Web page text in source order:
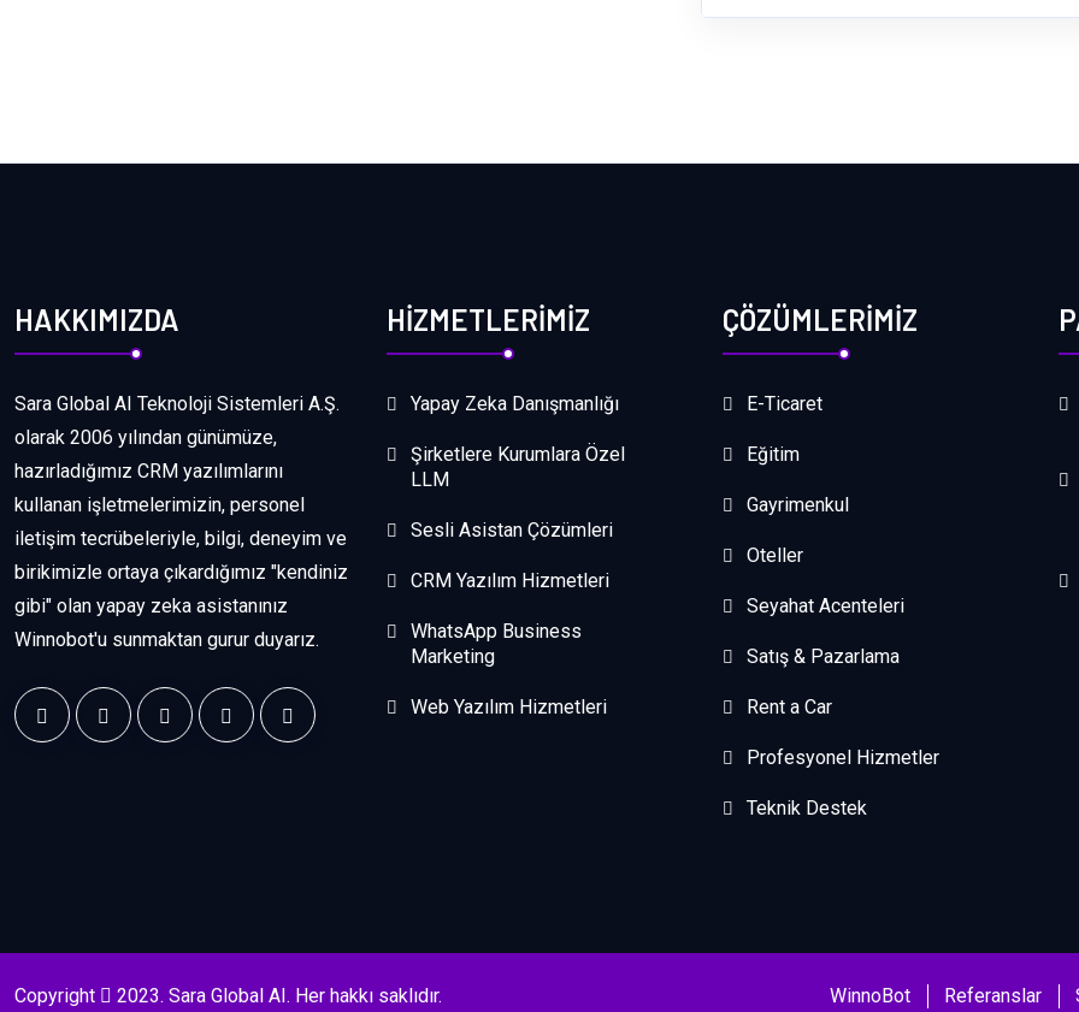
HAKKIMIZDA
Sara Global AI Teknoloji Sistemleri A.Ş.
olarak 2006 yılından günümüze,
hazırladığımız CRM yazılımlarını
kullanan işletmelerimizin, personel
iletişim tecrübeleriyle, bilgi, deneyim ve
birikimizle ortaya çıkardığımız "kendiniz
gibi" olan yapay zeka asistanınız
Winnobot'u sunmaktan gurur duyarız.
HİZMETLERİMİZ
Yapay Zeka Danışmanlığı
Şirketlere Kurumlara Özel
LLM
Sesli Asistan Çözümleri
CRM Yazılım Hizmetleri
WhatsApp Business
Marketing
Web Yazılım Hizmetleri
ÇÖZÜMLERİMİZ
E-Ticaret
Eğitim
Gayrimenkul
Oteller
Seyahat Acenteleri
Satış & Pazarlama
Rent a Car
Profesyonel Hizmetler
Teknik Destek
Copyright 2023. Sara Global AI. Her hakkı saklıdır. WinnoBot Referanslar